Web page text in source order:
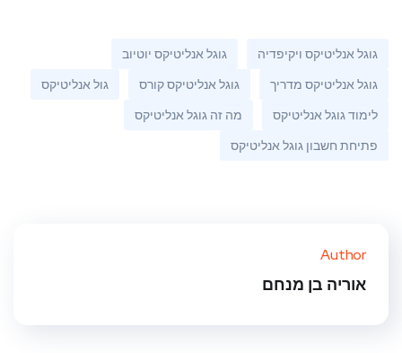
גוגל אנליטיקס ויקיפדיה
גוגל אנליטיקס יוטיוב
גוגל אנליטיקס מדריך
גוגל אנליטיקס קורס
גול אנליטיקס
לימוד גוגל אנליטיקס
מה זה גוגל אנליטיקס
פתיחת חשבון גוגל אנליטיקס
Author
אוריה בן מנחם